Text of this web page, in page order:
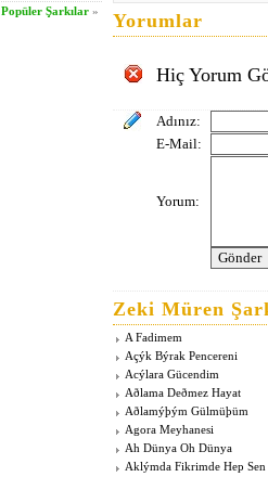
Popüler Şarkılar » Yorumlar
Hiç Yorum
Adınız:
E-Mail:
Yorum:
Zeki Müren
A Fadimem
Açýk Býrak Pencereni
Acýlara Gücendim
Aðlama Deðmez Hayat
Aðlamýþým Gülmüþüm
Agora Meyhanesi
Ah Dünya Oh Dünya
Aklýmda Fikrimde Hep Sen